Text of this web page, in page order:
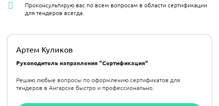
Артем Куликов
Руководитель направления "Сертификация"
Решаю любые вопросы по оформлению сертификатов для
тендеров в Ангарске быстро и профессионально.
Проконсультирую вас по всем вопросам в области сертификации
для тендеров всегда.